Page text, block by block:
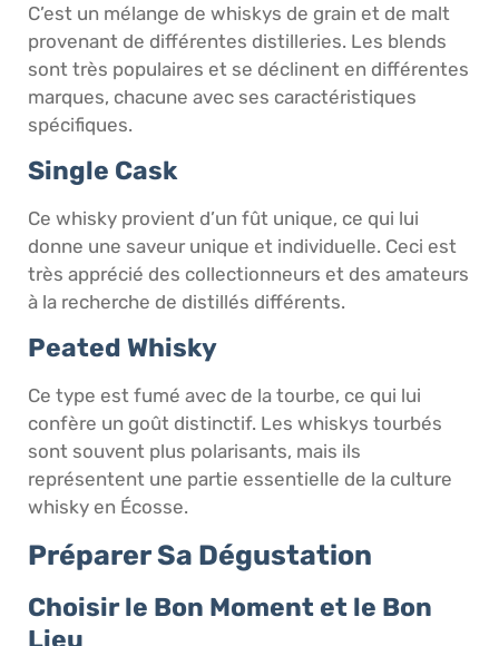
C’est un mélange de whiskys de grain et de malt
provenant de différentes distilleries. Les blends
sont très populaires et se déclinent en différentes
marques, chacune avec ses caractéristiques
spécifiques.
Single Cask
Ce whisky provient d’un fût unique, ce qui lui
donne une saveur unique et individuelle. Ceci est
très apprécié des collectionneurs et des amateurs
à la recherche de distillés différents.
Peated Whisky
Ce type est fumé avec de la tourbe, ce qui lui
confère un goût distinctif. Les whiskys tourbés
sont souvent plus polarisants, mais ils
représentent une partie essentielle de la culture
whisky en Écosse.
Préparer Sa Dégustation
Choisir le Bon Moment et le Bon
Lieu